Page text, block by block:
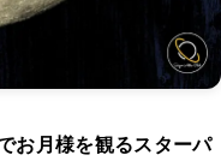
お月様を観るスターパ